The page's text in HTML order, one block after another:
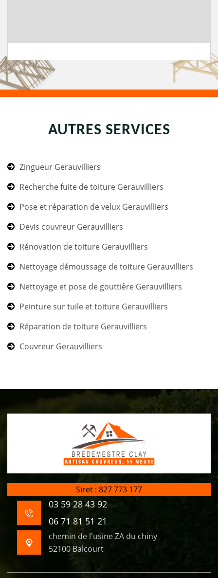
AUTRES SERVICES
Zingueur Gerauvilliers
Recherche fuite de toiture Gerauvilliers
Pose et réparation de velux Gerauvilliers
Devis couvreur Gerauvilliers
Rénovation de toiture Gerauvilliers
Nettoyage démoussage de toiture Gerauvilliers
Nettoyage et pose de gouttière Gerauvilliers
Peinture sur tuile et toiture Gerauvilliers
Réparation de toiture Gerauvilliers
Couvreur Gerauvilliers
Siret : 827 773 177
03 59 28 43 92
06 71 81 51 21
chemin de l'usine ZA du chiny
52100 Balcourt